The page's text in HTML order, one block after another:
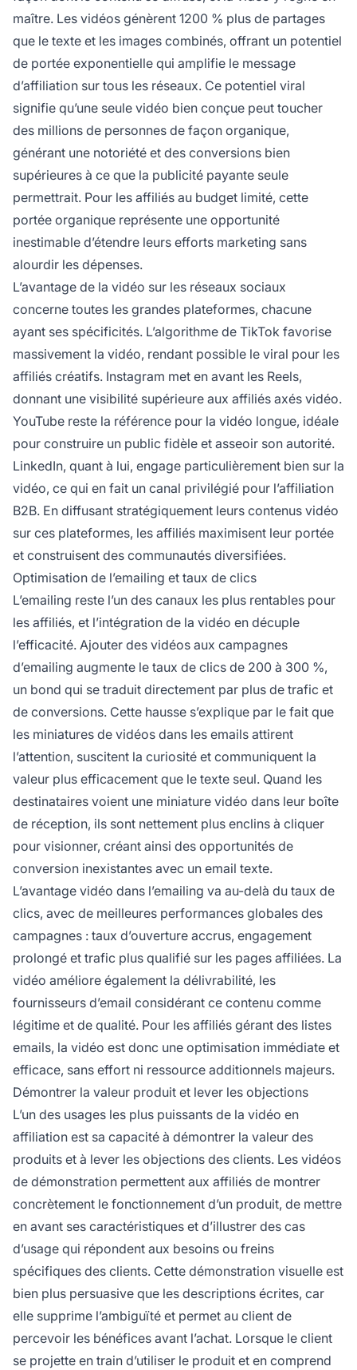
maître. Les vidéos génèrent 1200 % plus de partages
que le texte et les images combinés, offrant un potentiel
de portée exponentielle qui amplifie le message
d’affiliation sur tous les réseaux. Ce potentiel viral
signifie qu’une seule vidéo bien conçue peut toucher
des millions de personnes de façon organique,
générant une notoriété et des conversions bien
supérieures à ce que la publicité payante seule
permettrait. Pour les affiliés au budget limité, cette
portée organique représente une opportunité
inestimable d’étendre leurs efforts marketing sans
alourdir les dépenses.
L’avantage de la vidéo sur les réseaux sociaux
concerne toutes les grandes plateformes, chacune
ayant ses spécificités. L’algorithme de TikTok favorise
massivement la vidéo, rendant possible le viral pour les
affiliés créatifs. Instagram met en avant les Reels,
donnant une visibilité supérieure aux affiliés axés vidéo.
YouTube reste la référence pour la vidéo longue, idéale
pour construire un public fidèle et asseoir son autorité.
LinkedIn, quant à lui, engage particulièrement bien sur la
vidéo, ce qui en fait un canal privilégié pour l’affiliation
B2B. En diffusant stratégiquement leurs contenus vidéo
sur ces plateformes, les affiliés maximisent leur portée
et construisent des communautés diversifiées.
Optimisation de l’emailing et taux de clics
L’emailing reste l’un des canaux les plus rentables pour
les affiliés, et l’intégration de la vidéo en décuple
l’efficacité. Ajouter des vidéos aux campagnes
d’emailing augmente le taux de clics de 200 à 300 %,
un bond qui se traduit directement par plus de trafic et
de conversions. Cette hausse s’explique par le fait que
les miniatures de vidéos dans les emails attirent
l’attention, suscitent la curiosité et communiquent la
valeur plus efficacement que le texte seul. Quand les
destinataires voient une miniature vidéo dans leur boîte
de réception, ils sont nettement plus enclins à cliquer
pour visionner, créant ainsi des opportunités de
conversion inexistantes avec un email texte.
L’avantage vidéo dans l’emailing va au-delà du taux de
clics, avec de meilleures performances globales des
campagnes : taux d’ouverture accrus, engagement
prolongé et trafic plus qualifié sur les pages affiliées. La
vidéo améliore également la délivrabilité, les
fournisseurs d’email considérant ce contenu comme
légitime et de qualité. Pour les affiliés gérant des listes
emails, la vidéo est donc une optimisation immédiate et
efficace, sans effort ni ressource additionnels majeurs.
Démontrer la valeur produit et lever les objections
L’un des usages les plus puissants de la vidéo en
affiliation est sa capacité à démontrer la valeur des
produits et à lever les objections des clients. Les vidéos
de démonstration permettent aux affiliés de montrer
concrètement le fonctionnement d’un produit, de mettre
en avant ses caractéristiques et d’illustrer des cas
d’usage qui répondent aux besoins ou freins
spécifiques des clients. Cette démonstration visuelle est
bien plus persuasive que les descriptions écrites, car
elle supprime l’ambiguïté et permet au client de
percevoir les bénéfices avant l’achat. Lorsque le client
se projette en train d’utiliser le produit et en comprend